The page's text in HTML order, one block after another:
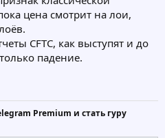
цена смотрит на лои,
CFTC, как выступят и до
падение.
Premium и стать гуру